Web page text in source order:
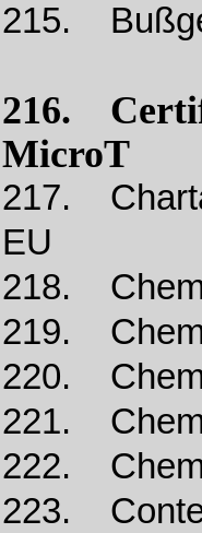
215.
216.
MicroT
217.
EU
218.
219.
220.
221.
222.
223.